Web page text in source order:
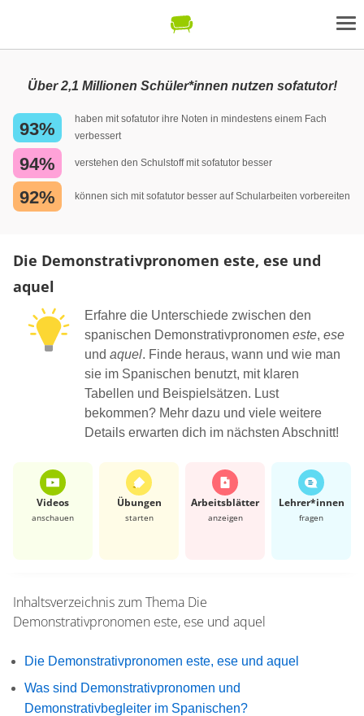
Über 2,1 Millionen Schüler*innen nutzen sofatutor!
93%
haben mit sofatutor ihre Noten in mindestens einem Fach
verbessert
94% verstehen den Schulstoff mit sofatutor besser
92% können sich mit sofatutor besser auf Schularbeiten vorbereiten
Die Demonstrativpronomen este, ese und
aquel
Erfahre die Unterschiede zwischen den
spanischen Demonstrativpronomen este, ese
und aquel. Finde heraus, wann und wie man
sie im Spanischen benutzt, mit klaren
Tabellen und Beispielsätzen. Lust
bekommen? Mehr dazu und viele weitere
Details erwarten dich im nächsten Abschnitt!
Videos
anschauen
Übungen
starten
Arbeits­blätter
anzeigen
Lehrer*​innen
fragen
Inhaltsverzeichnis zum Thema Die
Demonstrativpronomen este, ese und aquel
Die Demonstrativpronomen este, ese und aquel
Was sind Demonstrativpronomen und
Demonstrativbegleiter im Spanischen?